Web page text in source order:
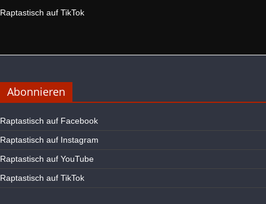
Raptastisch auf TikTok
Abonnieren
Raptastisch auf Facebook
Raptastisch auf Instagram
Raptastisch auf YouTube
Raptastisch auf TikTok